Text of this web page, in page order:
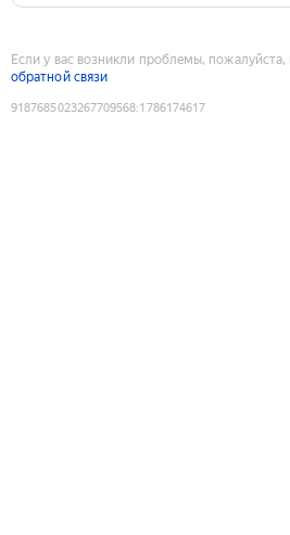
Если у вас возникли проблемы, пожалуйста,
обратной связи
9187685023267709568:1786174617